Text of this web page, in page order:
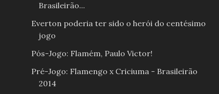
Brasileirão...
Everton poderia ter sido o herói do centésimo
jogo
Pós-Jogo: Flamém, Paulo Victor!
Pré-Jogo: Flamengo x Criciuma - Brasileirão
2014